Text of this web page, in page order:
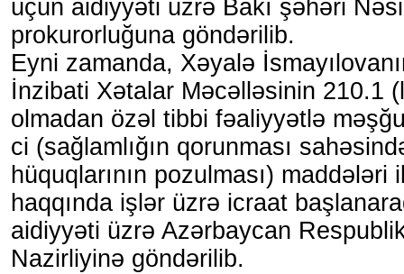
üçün aidiyyəti üzrə Bakı şəhəri
prokurorluğuna göndərilib.
Eyni zamanda, Xəyalə
İnzibati Xətalar Məcəlləsinin 210.1
olmadan özəl tibbi fəaliyyətlə
ci (sağlamlığın qorunması
hüquqlarının pozulması)
haqqında işlər üzrə icraat
aidiyyəti üzrə Azərbaycan
Nazirliyinə göndərilib.